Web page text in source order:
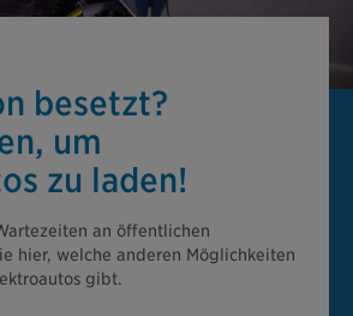
besetzt?
um
zu laden!
an öffentlichen
hier, welche anderen Möglichkeiten
gibt.